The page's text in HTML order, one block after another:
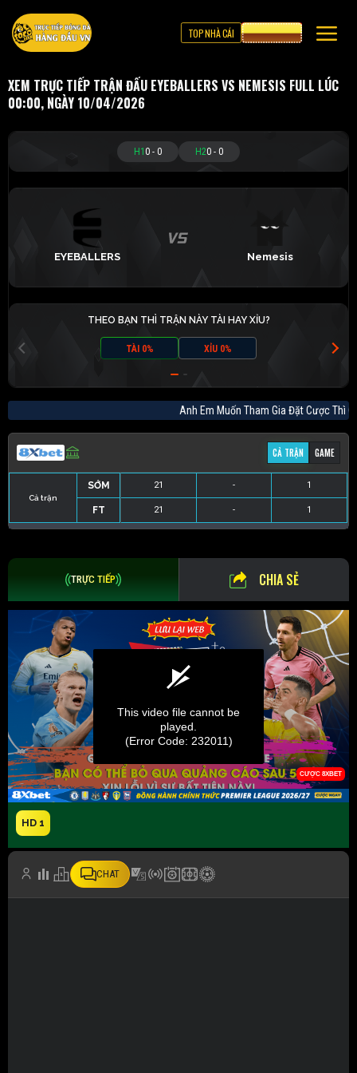
TOP NHÀ CÁI CƯỢC 8XBET
XEM TRỰC TIẾP TRẬN ĐẤU EYEBALLERS VS NEMESIS FULL LÚC
00:00, NGÀY 10/04/2026
H1 0 - 0 H20 - 0
EYEBALLERS Nemesis
THEO BẠN THÌ TRẬN NÀY TÀI HAY XỈU?
TÀI 0% XỈU 0%
Anh Em Muốn Tham Gia Đặt
CẢ TRẬN GAME
Cả trận
SỚM
FT
21 - 1
21 - 1
TRỰC TIẾP CHIA SẺ
HD 1
CHAT